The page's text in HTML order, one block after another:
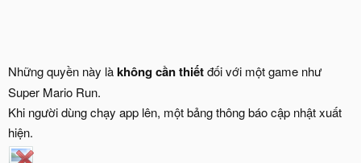
Những quyền này làkhông cần thiếtđối với một game như
Super Mario Run.
Khi người dùng chạy app lên, một bảng thông báo cập nhật xuất
hiện.